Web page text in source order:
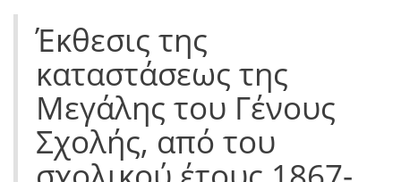
Έκθεσις της
καταστάσεως της
Μεγάλης του Γένους
Σχολής, από του